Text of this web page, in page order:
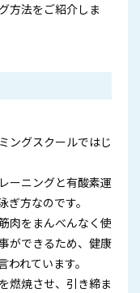
方法をご紹介しま
ングスクールではじ
ーニングと有酸素運
方なのです。
肉をまんべんなく使
ができるため、健康
れています。
燃焼させ、引き締ま